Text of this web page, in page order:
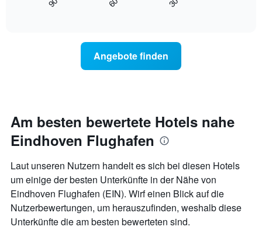
anzeigt.
Zimmerpreis
näher
das
Aufenthaltsdatum
rückt.
Diagramm
hat
1
X-
Achse,
die
Angebote finden
Am besten bewertete Hotels nahe
Eindhoven Flughafen
Laut unseren Nutzern handelt es sich bei diesen Hotels
um einige der besten Unterkünfte in der Nähe von
Eindhoven Flughafen (EIN). Wirf einen Blick auf die
Nutzerbewertungen, um herauszufinden, weshalb diese
Unterkünfte die am besten bewerteten sind.